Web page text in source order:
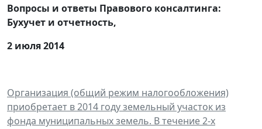
Вопросы и ответы Правового консалтинга:
Бухучет и отчетность,
2 июля 2014
Организация (общий режим налогообложения)
приобретает в 2014 году земельный участок из
фонда муниципальных земель. В течение 2-х